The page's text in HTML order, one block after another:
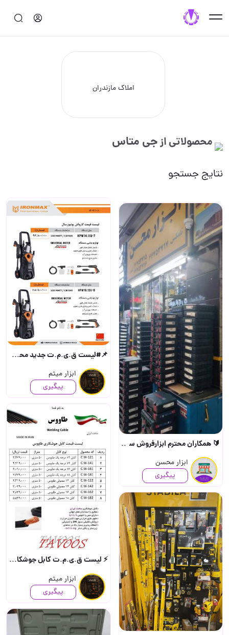
املاک مازندران
محصولاتی ازجی متاس
نتایج جستجو
🔰 همکاران محترم ابزارفروش سراسرکشور با سلام و احترام ابزار محسن
ابزار محسن
پیگیری
📌#لیست ق.ی.م.ت جدید محصولات
ابزار میثم
پیگیری
⚡ لیست ق.ی.م.ت کابل جوشکاری طاووس ⚡ 📌 سایزها: ۱۲، ۱۴،
ابزار میثم
پیگیری